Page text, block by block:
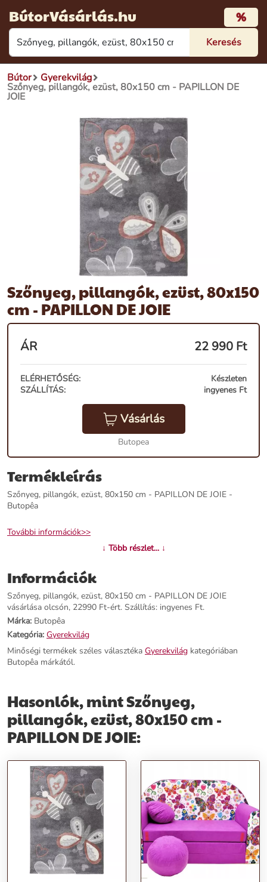
BútorVásárlás.hu %
Bútor Gyerekvilág
Szőnyeg, pillangók, ezüst, 80x150 cm - PAPILLON DE
JOIE
Szőnyeg, pillangók, ezüst, 80x150
cm - PAPILLON DE JOIE
ÁR 22 990 Ft
ELÉRHETŐSÉG:
Készleten
SZÁLLÍTÁS:
ingyenes Ft
Vásárlás
Butopea
Termékleírás
Szőnyeg, pillangók, ezüst, 80x150 cm - PAPILLON DE JOIE -
Butopêa
További információk>>
↓ Több részlet... ↓
Információk
Szőnyeg, pillangók, ezüst, 80x150 cm - PAPILLON DE JOIE
vásárlása olcsón, 22990 Ft-ért. Szállítás: ingyenes Ft.
Márka: Butopêa
Kategória: Gyerekvilág
Minőségi termékek széles választéka Gyerekvilág kategóriában
Butopêa márkától.
Hasonlók, mint Szőnyeg,
pillangók, ezüst, 80x150 cm -
PAPILLON DE JOIE: